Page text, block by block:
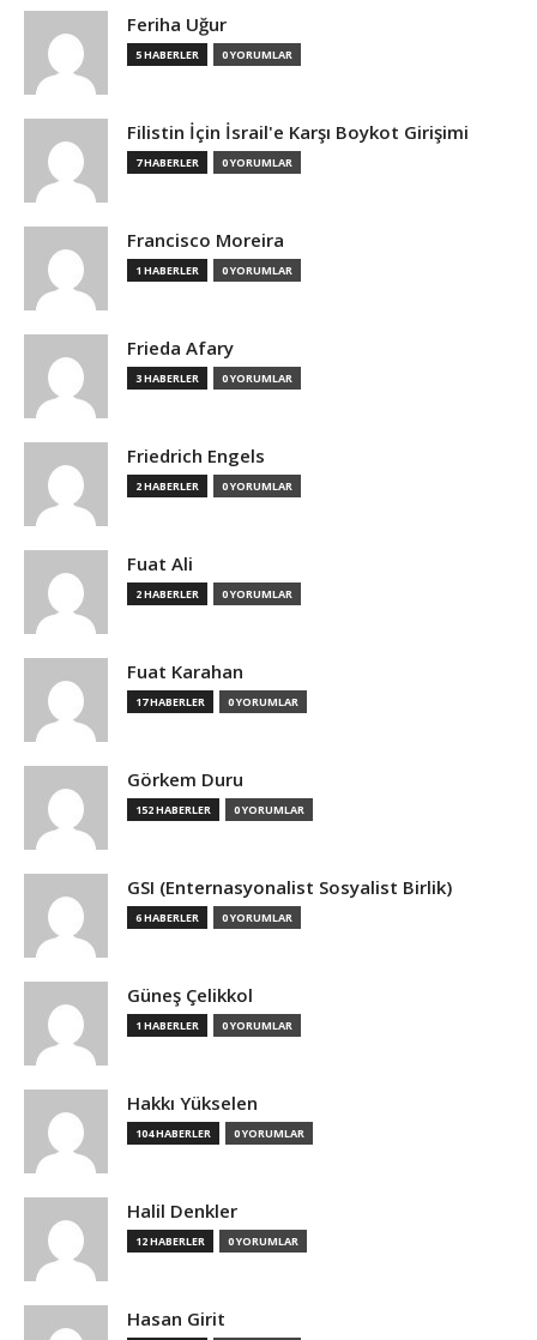
Feriha Uğur
5 HABERLER 0 YORUMLAR
Filistin İçin İsrail'e Karşı Boykot Girişimi
7 HABERLER 0 YORUMLAR
Francisco Moreira
1 HABERLER 0 YORUMLAR
Frieda Afary
3 HABERLER 0 YORUMLAR
Friedrich Engels
2 HABERLER 0 YORUMLAR
Fuat Ali
2 HABERLER 0 YORUMLAR
Fuat Karahan
17 HABERLER 0 YORUMLAR
Görkem Duru
152 HABERLER 0 YORUMLAR
GSI (Enternasyonalist Sosyalist Birlik)
6 HABERLER 0 YORUMLAR
Güneş Çelikkol
1 HABERLER 0 YORUMLAR
Hakkı Yükselen
104 HABERLER 0 YORUMLAR
Halil Denkler
12 HABERLER 0 YORUMLAR
Hasan Girit